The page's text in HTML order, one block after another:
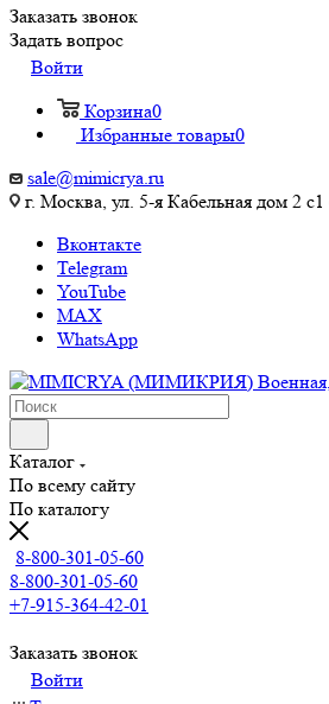
Заказать звонок
Задать вопрос
Войти
Корзина0
Избранные товары0
sale@mimicrya.ru
г. Москва, ул. 5-я Кабельная дом 2
Вконтакте
Telegram
YouTube
MAX
WhatsApp
Каталог
По всему сайту
По каталогу
8-800-301-05-60
8-800-301-05-60
+7-915-364-42-01
Заказать звонок
Войти